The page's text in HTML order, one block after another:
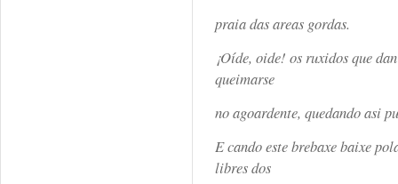
praia das areas gordas.
¡Oíde, oide! os ruxidos que
queimarse
no agoardente, quedando asi
E cando este brebaxe baixe
libres dos